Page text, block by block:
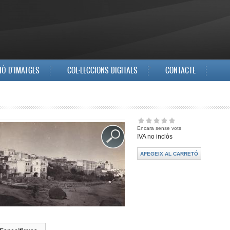
D'IMATGES COL·LECCIONS DIGITALS CONTACTE
Encara sense vots
IVA no inclòs